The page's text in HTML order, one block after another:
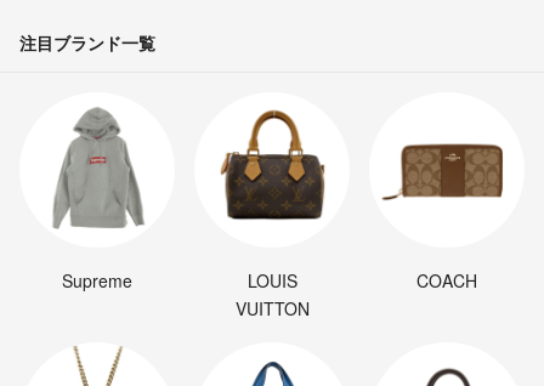
注目ブランド一覧
Supreme
LOUIS
VUITTON
COACH